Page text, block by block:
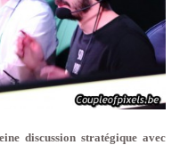
discussion stratégique avec